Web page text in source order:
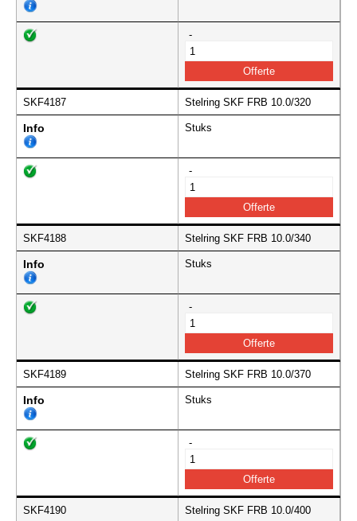
-
SKF4187 Stelring SKF FRB 10.0/320
Info Stuks
-
SKF4188 Stelring SKF FRB 10.0/340
Info Stuks
-
SKF4189 Stelring SKF FRB 10.0/370
Info Stuks
-
SKF4190 Stelring SKF FRB 10.0/400